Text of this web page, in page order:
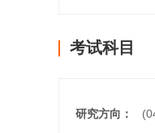
考试科目
研究方向：